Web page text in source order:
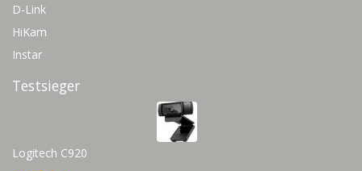
D-Link
HiKam
Instar
Testsieger
Logitech C920